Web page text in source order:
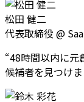
松田 健二
代表取締役 @
“48時間以内に元
候補者を見つけま